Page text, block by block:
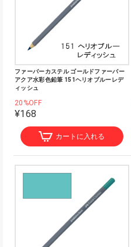
ファーバーカステル ゴールドファーバー
アクア水彩色鉛筆 151ヘリオブルーレデ
ィッシュ
20%OFF
¥168
カートに入れる